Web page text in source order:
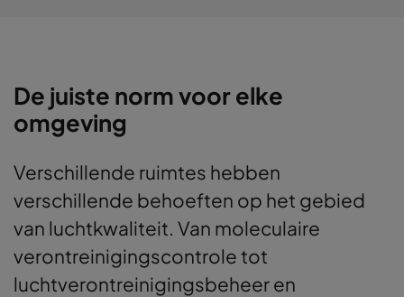
De juiste norm voor elke
omgeving
Verschillende ruimtes hebben
verschillende behoeften op het gebied
van luchtkwaliteit. Van moleculaire
verontreinigingscontrole tot
luchtverontreinigingsbeheer en